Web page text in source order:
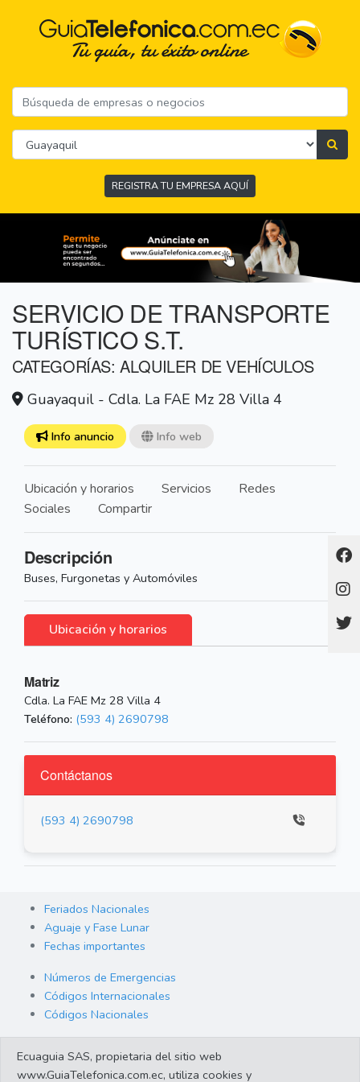
REGISTRA TU EMPRESA AQUÍ
SERVICIO DE TRANSPORTE
TURÍSTICO S.T.
CATEGORÍAS: ALQUILER DE VEHÍCULOS
Guayaquil - Cdla. La FAE Mz 28 Villa 4
Info anuncio Info web
Ubicación y horarios Servicios
Redes
Sociales
Compartir
Descripción
Buses, Furgonetas y Automóviles
Ubicación y horarios
Matriz
Cdla. La FAE Mz 28 Villa 4
Teléfono: (593 4) 2690798
Contáctanos
(593 4) 2690798
Feriados Nacionales
Aguaje y Fase Lunar
Fechas importantes
Números de Emergencias
Códigos Internacionales
Códigos Nacionales
Cambio de Divisas
Ecuaguia SAS, propietaria del sitio web
www.GuiaTelefonica.com.ec, utiliza cookies y